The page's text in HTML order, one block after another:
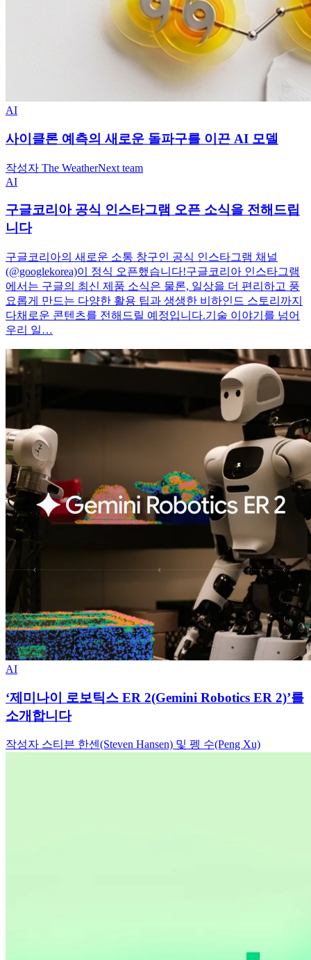
AI
사이클론 예측의 새로운 돌파구를 이끈 AI 모델
작성자 The WeatherNext team
AI
구글코리아 공식 인스타그램 오픈 소식을 전해드립
니다
구글코리아의 새로운 소통 창구인 공식 인스타그램 채널
(@googlekorea)이 정식 오픈했습니다!구글코리아 인스타그램
에서는 구글의 최신 제품 소식은 물론, 일상을 더 편리하고 풍
요롭게 만드는 다양한 활용 팁과 생생한 비하인드 스토리까지
다채로운 콘텐츠를 전해드릴 예정입니다.기술 이야기를 넘어
우리 일…
AI
‘제미나이 로보틱스 ER 2(Gemini Robotics ER 2)’를
소개합니다
작성자 스티븐 한센(Steven Hansen) 및 펭 수(Peng Xu)